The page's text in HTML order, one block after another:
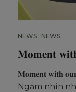
NEWS NEWS
𝐌𝐨𝐦𝐞𝐧𝐭
𝐌𝐨𝐦𝐞𝐧𝐭 𝐰𝐢𝐭𝐡
Ngắm nhìn